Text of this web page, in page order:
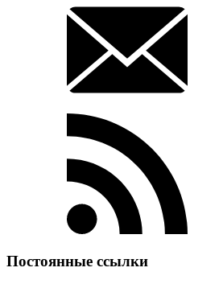
Постоянные ссылки